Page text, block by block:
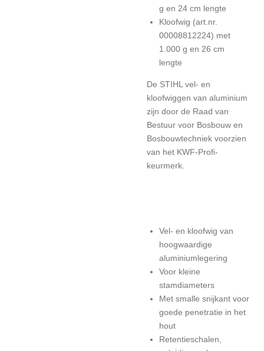
g en 24 cm lengte
Kloofwig (art.nr.
00008812224) met
1.000 g en 26 cm
lengte
De STIHL vel- en
kloofwiggen van aluminium
zijn door de Raad van
Bestuur voor Bosbouw en
Bosbouwtechniek voorzien
van het KWF-Profi-
keurmerk.
Vel- en kloofwig van
hoogwaardige
aluminiumlegering
Voor kleine
stamdiameters
Met smalle snijkant voor
goede penetratie in het
hout
Retentieschalen,